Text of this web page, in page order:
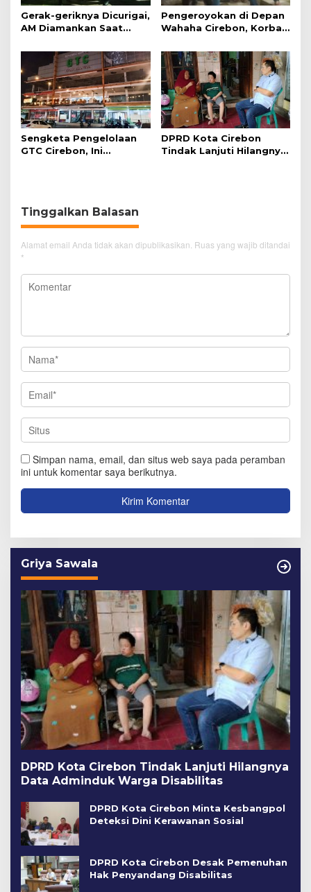
Gerak-geriknya Dicurigai,
AM Diamankan Saat
Pengeroyokan di Depan
Wahaha Cirebon, Korban
Polisi
Sengketa Pengelolaan
GTC Cirebon, Ini
DPRD Kota Cirebon
Tindak Lanjuti Hilangnya
Tinggalkan Balasan
Alamat email Anda tidak akan dipublikasikan. Ruas yang wajib ditandai
*
Simpan nama, email, dan situs web saya pada peramban
ini untuk komentar saya berikutnya.
Griya Sawala
DPRD Kota Cirebon Tindak Lanjuti Hilangnya
Data Adminduk Warga Disabilitas
DPRD Kota Cirebon Minta Kesbangpol
Deteksi Dini Kerawanan Sosial
DPRD Kota Cirebon Desak Pemenuhan
Hak Penyandang Disabilitas